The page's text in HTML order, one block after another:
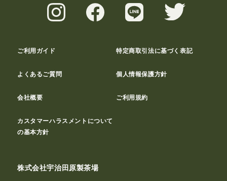
ご利用ガイド 特定商取引法に基づく表記
よくあるご質問 個人情報保護方針
会社概要 ご利用規約
カスタマーハラスメントについて
の基本方針
株式会社宇治田原製茶場